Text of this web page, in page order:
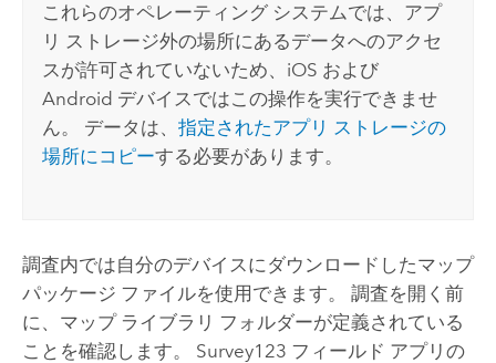
これらのオペレーティング システムでは、アプ
リ ストレージ外の場所にあるデータへのアクセ
スが許可されていないため、 iOS および
Android デバイスではこの操作を実行できませ
ん。 データは、指定されたアプリ ストレージの
場所にコピーする必要があります。
調査内では自分のデバイスにダウンロードしたマップ
パッケージ ファイルを使用できます。 調査を開く前
に、マップ ライブラリ フォルダーが定義されている
ことを確認します。 Survey123 フィールド アプリの